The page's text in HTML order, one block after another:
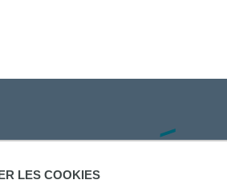
LES COOKIES